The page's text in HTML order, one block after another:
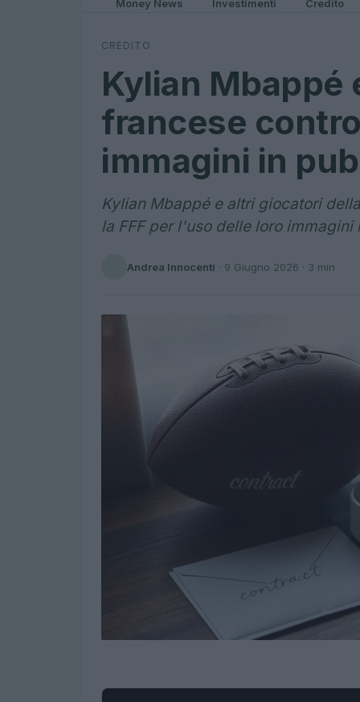
Money News Investimenti Credito
CREDITO
Kylian Mbappé
francese
immagini in
Kylian Mbappé e altri giocatori
la FFF per l'uso delle loro
Andrea Innocenti · 9 Giugno 2026 · 3 min